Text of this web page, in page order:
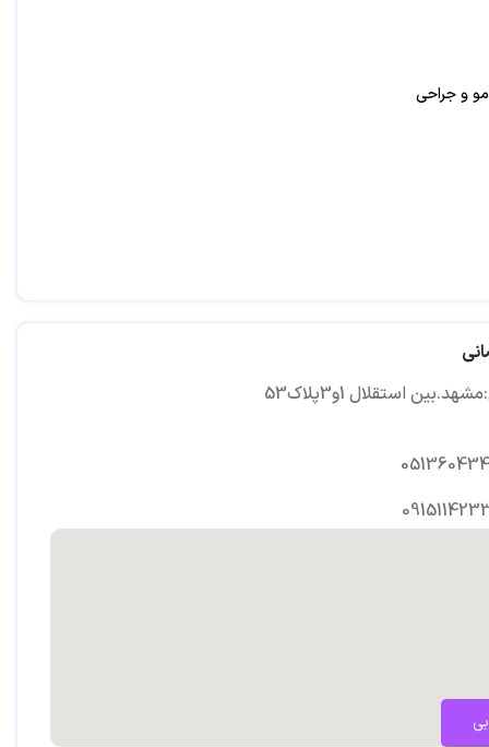
و جراحی
استقلال 1و3پلاک53